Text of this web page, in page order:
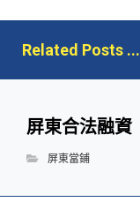
Related Posts ...
屏東合法融資
屏東當鋪